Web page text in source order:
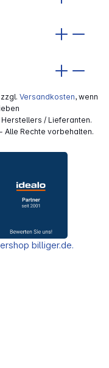
Versandkosten, wenn
/ Lieferanten.
Alle Rechte vorbehalten.